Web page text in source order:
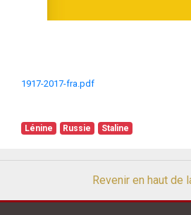
1917-2017-fra.pdf
Lénine Russie Staline
Revenir en haut de